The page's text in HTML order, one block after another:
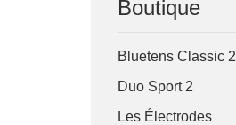
Boutique
Bluetens Classic 2
Duo Sport 2
Les Électrodes